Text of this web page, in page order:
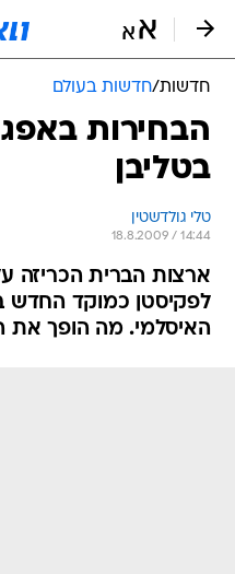
חדשות/חדשות בעולם
הבחירות
בטליבן
טלי גולדשטין
18.8.2009 / 14:44
ארצות הברית הכריזה על
לפקיסטן כמוקד החדש
האיסלמי. מה הופך את